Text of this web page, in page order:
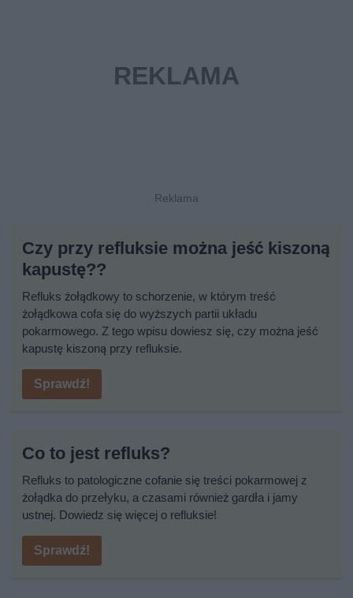
Czy przy refluksie można jeść kiszoną
kapustę??
Refluks żołądkowy to schorzenie, w którym treść
żołądkowa cofa się do wyższych partii układu
pokarmowego. Z tego wpisu dowiesz się, czy można jeść
kapustę kiszoną przy refluksie.
Sprawdź!
Co to jest refluks?
Refluks to patologiczne cofanie się treści pokarmowej z
żołądka do przełyku, a czasami również gardła i jamy
ustnej. Dowiedz się więcej o refluksie!
Sprawdź!